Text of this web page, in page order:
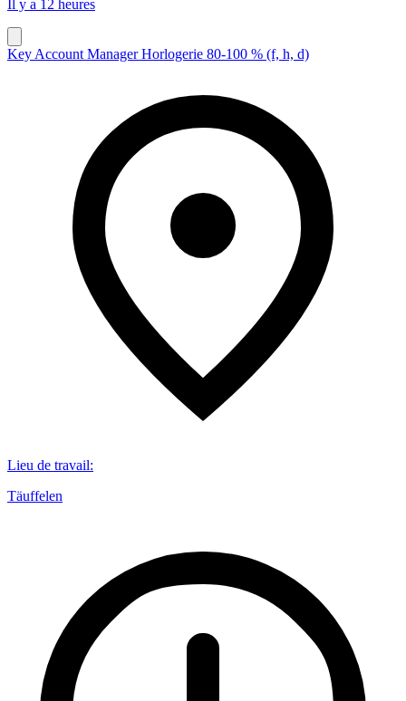
Il y a 12 heures
Key Account Manager Horlogerie 80-100 % (f, h, d)
Lieu de travail:
Täuffelen